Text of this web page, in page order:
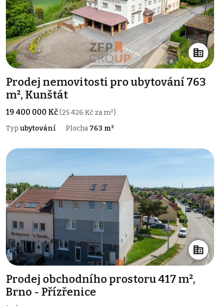
Prodej nemovitosti pro ubytování 763
m², Kunštát
19 400 000 Kč(25 426 Kč za m²)
Typ ubytování Plocha 763 m²
Prodej obchodního prostoru 417 m²,
Brno - Přízřenice